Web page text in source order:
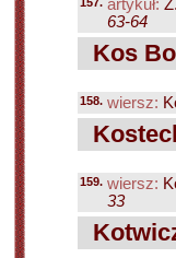
artykuł:
63-64
Kos
158. wiersz:
159. wiersz:
33